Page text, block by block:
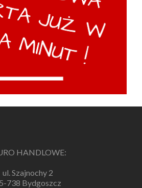
HANDLOWE:
ul. Szajnochy 2
738 Bydgoszcz